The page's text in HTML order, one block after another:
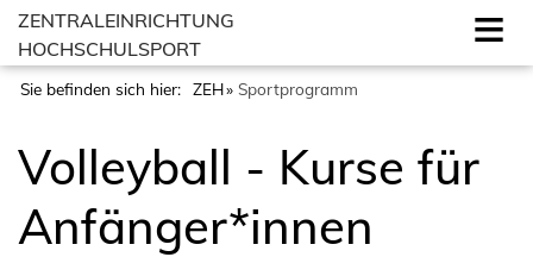
ZENTRALEINRICHTUNG
HOCHSCHULSPORT
Sie befinden sich hier: ZEH Sportprogramm
Volleyball - Kurse für
Anfänger*innen